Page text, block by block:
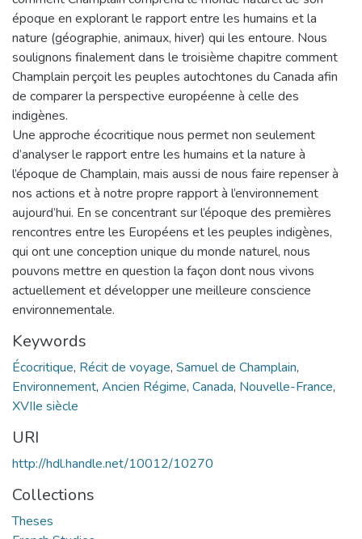
époque en explorant le rapport entre les humains et la
nature (géographie, animaux, hiver) qui les entoure. Nous
soulignons finalement dans le troisième chapitre comment
Champlain perçoit les peuples autochtones du Canada afin
de comparer la perspective européenne à celle des
indigènes.
Une approche écocritique nous permet non seulement
d’analyser le rapport entre les humains et la nature à
l’époque de Champlain, mais aussi de nous faire repenser à
nos actions et à notre propre rapport à l’environnement
aujourd’hui. En se concentrant sur l’époque des premières
rencontres entre les Européens et les peuples indigènes,
qui ont une conception unique du monde naturel, nous
pouvons mettre en question la façon dont nous vivons
actuellement et développer une meilleure conscience
environnementale.
Keywords
Écocritique, Récit de voyage, Samuel de Champlain,
Environnement, Ancien Régime, Canada, Nouvelle-France,
XVIIe siècle
URI
http://hdl.handle.net/10012/10270
Collections
Theses